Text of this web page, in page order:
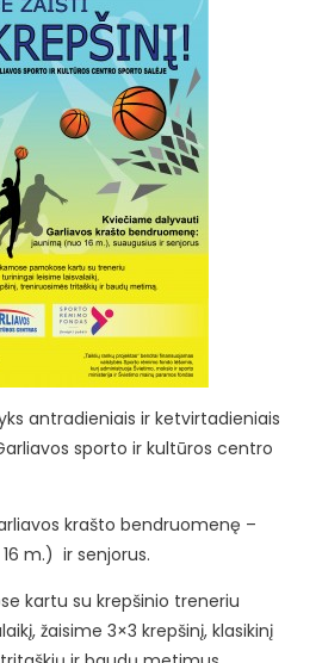
antradieniais ir ketvirtadieniais
sporto ir kultūros centro
krašto bendruomenę –
m.) ir senjorus.
kartu su krepšinio treneriu
žaisime 3×3 krepšinį, klasikinį